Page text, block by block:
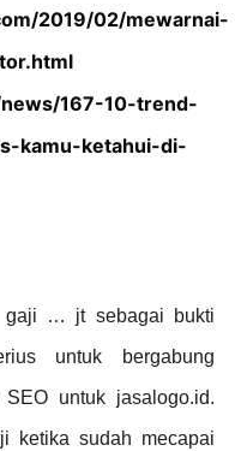
2019/02/mewarnai-
167-10-trend-
kamu-ketahui-di-
gaji … jt sebagai bukti
untuk bergabung
untuk jasalogo.id.
ketika sudah mecapai